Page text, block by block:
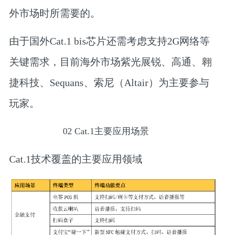
外市场时所需要的。
由于国外Cat.1 bis芯片还需考虑支持2G网络等
关键需求，目前海外市场紫光展锐、高通、翱
捷科技、Sequans、索尼（Altair）为主要参与
玩家。
02Cat.1主要应用场景
Cat.1技术覆盖的主要应用领域